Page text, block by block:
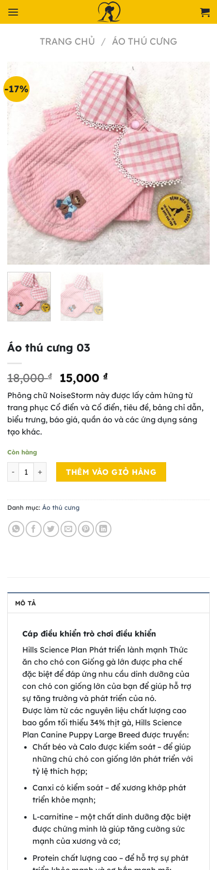
đến
TRANG CHỦ / ÁO THÚ CƯNG
-17%
Áo thú cưng 03
18,000₫
Original
price
was:
18,000 ₫.
15,000₫Current
price
is:
15,000 ₫.
Phông chữ NoiseStorm này được lấy cảm hứng từ
trang phục Cổ điển và Cổ điển, tiêu đề, bảng chỉ dẫn,
biểu trưng, báo giá, quần áo và các ứng dụng sáng
tạo khác.
Còn hàng
Áo thú cưng 03 số lượngTHÊM VÀO GIỎ HÀNG
Danh mục: Áo thú cưng
MÔ TẢ
Cáp điều khiển trò chơi điều khiển
Hills Science Plan Phát triển lành mạnh Thức
ăn cho chó con Giống gà lớn được pha chế
đặc biệt để đáp ứng nhu cầu dinh dưỡng của
con chó con giống lớn của bạn để giúp hỗ trợ
sự tăng trưởng và phát triển của nó.
Được làm từ các nguyên liệu chất lượng cao
bao gồm tối thiểu 34% thịt gà, Hills Science
Plan Canine Puppy Large Breed được truyền:
Chất béo và Calo được kiểm soát – để giúp
những chú chó con giống lớn phát triển với
tỷ lệ thích hợp;
Canxi có kiểm soát – để xương khớp phát
triển khỏe mạnh;
L-carnitine – một chất dinh dưỡng đặc biệt
được chứng minh là giúp tăng cường sức
mạnh của xương và cơ;
Protein chất lượng cao – để hỗ trợ sự phát